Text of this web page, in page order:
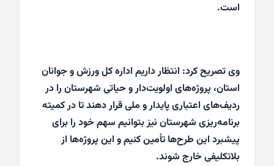
است.
وی تصریح کرد: انتظار داریم اداره کل ورزش و جوانان
استان، پروژه‌های اولویت‌دار و حیاتی شهرستان را در
ردیف‌های اعتباری پایدار و ملی قرار دهند تا در کمیته
برنامه‌ریزی شهرستان نیز بتوانیم سهم خود را برای
پیشبرد این طرح‌ها تأمین کنیم و این پروژه‌ها از
بلاتکلیفی خارج شوند.